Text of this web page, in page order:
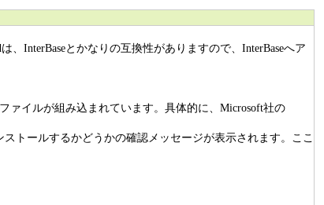
InterBaseとかなりの互換性がありますので、InterBaseへア
ァイルが組み込まれています。具体的に、Microsoft社の
トールするかどうかの確認メッセージが表示されます。ここ